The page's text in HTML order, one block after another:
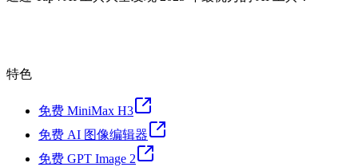
特色
免费 MiniMax H3
免费 AI 图像编辑器
免费 GPT Image 2